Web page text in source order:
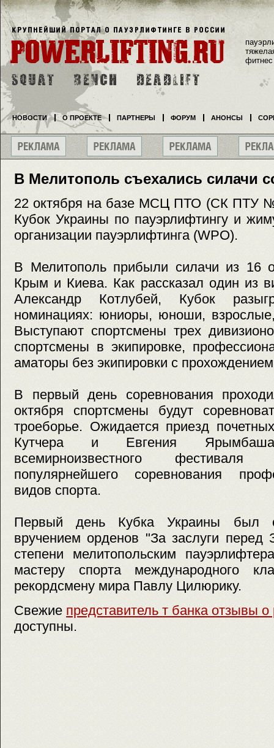
В Мелитополь съехались силачи
22 октября на базе МСЦ ПТО (СК ПТУ №
Кубок Украины по пауэрлифтингу и
организации пауэрлифтинга (WPO).
В Мелитополь прибыли силачи из 16
Крым и Киева. Как рассказал один из
Александр Котлубей, Кубок
номинациях: юниоры, юноши,
Выступают спортсмены трех
спортсмены в экипировке,
аматоры без экипировки с
В первый день соревнования
октября спортсмены будут
троеборье. Ожидается приезд
Кутчера и Евгения
всемирноизвестного
популярнейшего соревнования
видов спорта.
Первый день Кубка Украины был
вручением орденов "За заслуги перед
степени мелитопольским
мастеру спорта международного
рекордсмену мира Павлу Цилюрику.
Свежие представитель т банка отзывы о
доступны.
фитнес
НОВОСТИ О ПРОЕКТЕ ПАРТНЕРЫ ФОРУМ АНОНСЫ